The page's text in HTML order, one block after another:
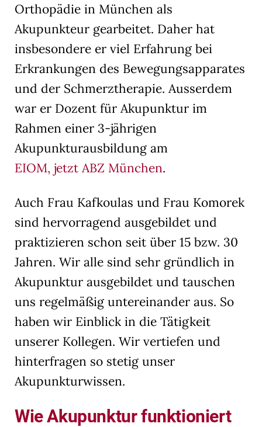
Orthopädie in München als
Akupunkteur gearbeitet. Daher hat
insbesondere er viel Erfahrung bei
Erkrankungen des Bewegungsapparates
und der Schmerztherapie. Ausserdem
war er Dozent für Akupunktur im
Rahmen einer 3-jährigen
Akupunkturausbildung am
EIOM, jetzt ABZ München.
Auch Frau Kafkoulas und Frau Komorek
sind hervorragend ausgebildet und
praktizieren schon seit über 15 bzw. 30
Jahren. Wir alle sind sehr gründlich in
Akupunktur ausgebildet und tauschen
uns regelmäßig untereinander aus. So
haben wir Einblick in die Tätigkeit
unserer Kollegen. Wir vertiefen und
hinterfragen so stetig unser
Akupunkturwissen.
Wie Akupunktur funktioniert